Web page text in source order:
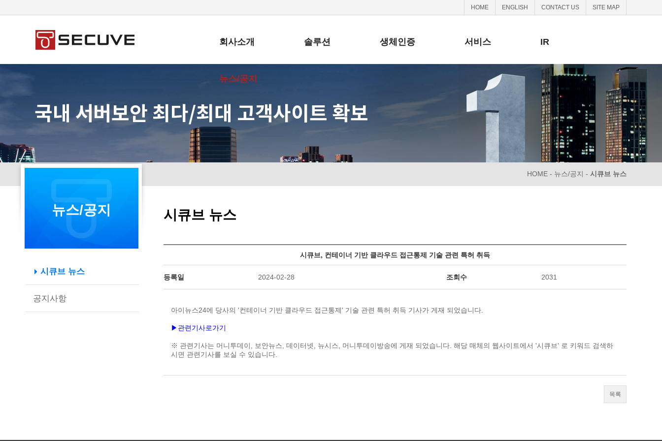
HOME ENGLISH CONTACT US SITE MAP
회사소개 솔루션 생체인증 서비스 IR
뉴스/공지
HOME - 뉴스/공지 - 시큐브 뉴스
뉴스/공지
시큐브 뉴스
공지사항
시큐브 뉴스
시큐브, 컨테이너 기반 클라우드 접근통제 기술 관련 특허 취득
등록일 2024-02-28 조회수 2031
아이뉴스24에 당사의 '컨테이너 기반 클라우드 접근통제' 기술 관련 특허 취득 기사가 게재 되었습니다.
▶관련기사로가기
※ 관련기사는 머니투데이, 보안뉴스, 데이터넷, 뉴시스, 머니투데이방송에 게재 되었습니다. 해당 매체의 웹사이트에서 '시큐브' 로 키워드 검색하
시면 관련기사를 보실 수 있습니다.
목록